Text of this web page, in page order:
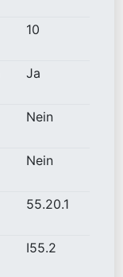
10
Ja
Nein
Nein
55.20.1
I55.2